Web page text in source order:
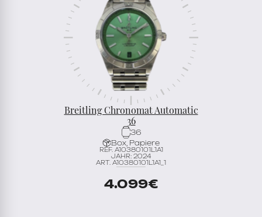
Breitling Chronomat Automatic
36
36
Box, Papiere
REF. A10380101L1A1
JAHR: 2024
ART. A10380101L1A1_1
4.099€